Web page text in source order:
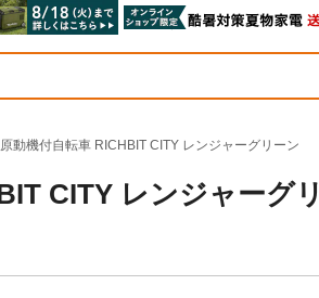
動機付自転車 RICHBIT CITY レンジャーグリーン
CITY レンジャーグリ